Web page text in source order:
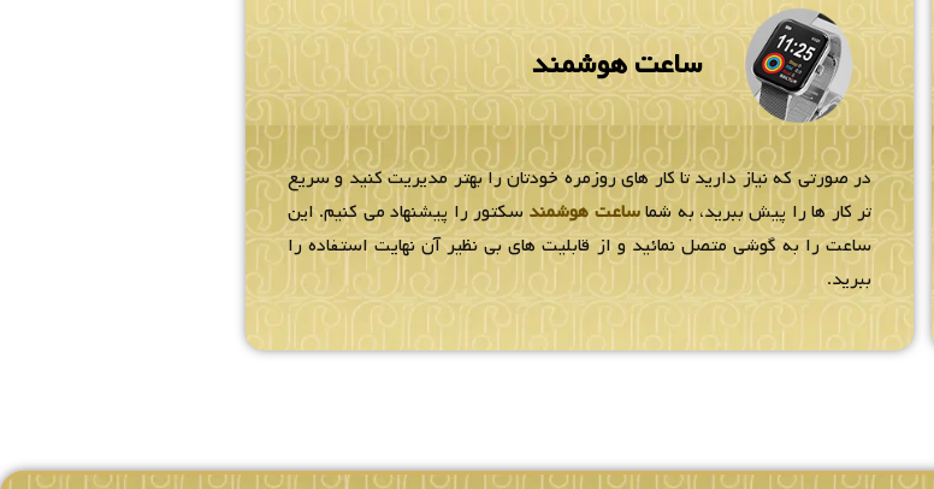
ساعت هوشمند
در صورتی که نیاز دارید تا کار های روزمره خودتان را بهتر مدیریت کنید و سریع
تر کار ها را پیش ببرید، به شماساعت هوشمند سکتور را پیشنهاد می کنیم. این
ساعت را به گوشی متصل نمائید و از قابلیت های بی نظیر آن نهایت استفاده را
ببرید.